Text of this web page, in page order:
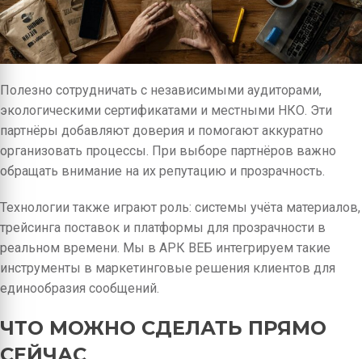
Полезно сотрудничать с независимыми аудиторами,
экологическими сертификатами и местными НКО. Эти
партнёры добавляют доверия и помогают аккуратно
организовать процессы. При выборе партнёров важно
обращать внимание на их репутацию и прозрачность.
Технологии также играют роль: системы учёта материалов,
трейсинга поставок и платформы для прозрачности в
реальном времени. Мы в АРК ВЕБ интегрируем такие
инструменты в маркетинговые решения клиентов для
единообразия сообщений.
ЧТО МОЖНО СДЕЛАТЬ ПРЯМО